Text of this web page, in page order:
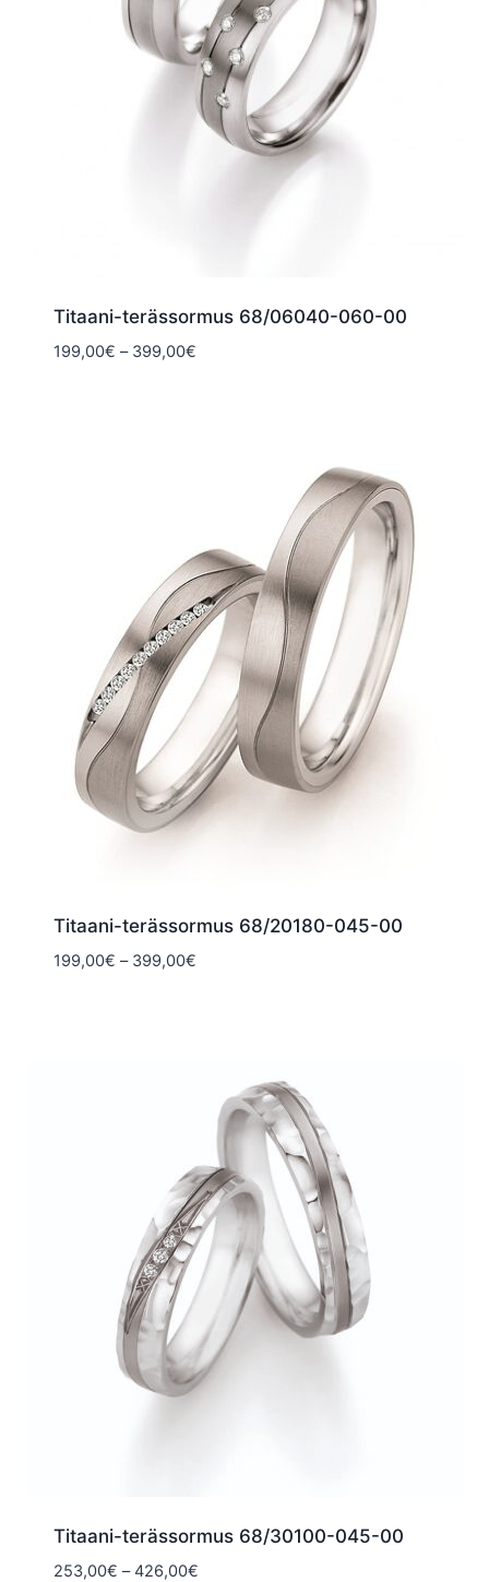
Titaani-terässormus 68/06040-060-00
199,00€ – 399,00€Hintaluokka:
Titaani-terässormus 68/20180-045-00
199,00€ – 399,00€Hintaluokka:
Titaani-terässormus 68/30100-045-00
253,00€ – 426,00€Hintaluokka: